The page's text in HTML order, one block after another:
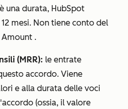
una durata, HubSpot
mesi. Non tiene conto del
Amount .
(MRR): le entrate
accordo. Viene
e alla durata delle voci
(ossia, il valore